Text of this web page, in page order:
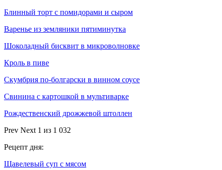
Блинный торт с помидорами и сыром
Варенье из земляники пятиминутка
Шоколадный бисквит в микроволновке
Кроль в пиве
Скумбрия по-болгарски в винном соусе
Свинина с картошкой в мультиварке
Рождественский дрожжевой штоллен
Prev Next 1 из 1 032
Рецепт дня:
Щавелевый суп с мясом